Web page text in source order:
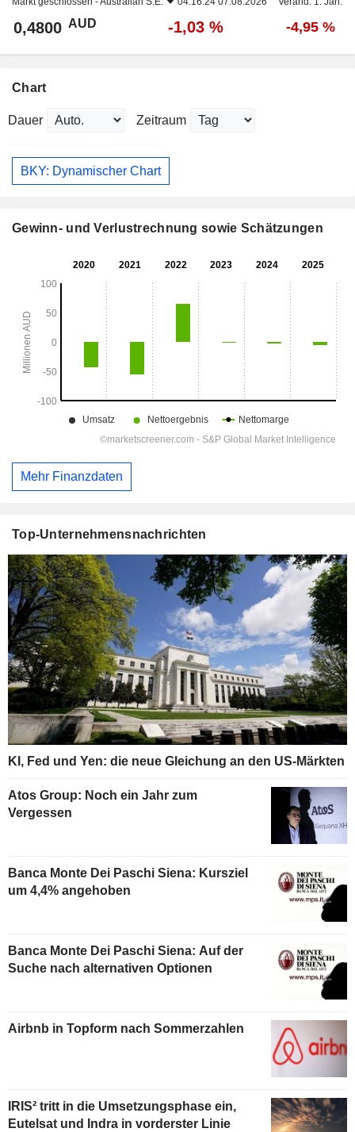
0,4800 AUD -1,03 % -4,95 %
Chart
Dauer Zeitraum
BKY: Dynamischer Chart
Gewinn- und Verlustrechnung sowie Schätzungen
Mehr Finanzdaten
Top-Unternehmensnachrichten
KI, Fed und Yen: die neue Gleichung an den US-Märkten
Atos Group: Noch ein Jahr zum
Vergessen
Banca Monte Dei Paschi Siena: Kursziel
um 4,4% angehoben
Banca Monte Dei Paschi Siena: Auf der
Suche nach alternativen Optionen
Airbnb in Topform nach Sommerzahlen
IRIS² tritt in die Umsetzungsphase ein,
Eutelsat und Indra in vorderster Linie